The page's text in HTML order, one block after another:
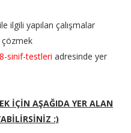
ilgili yapılan çalışmalar
sinif-testleri adresinde yer
İÇİN AŞAĞIDA YER ALAN
:)